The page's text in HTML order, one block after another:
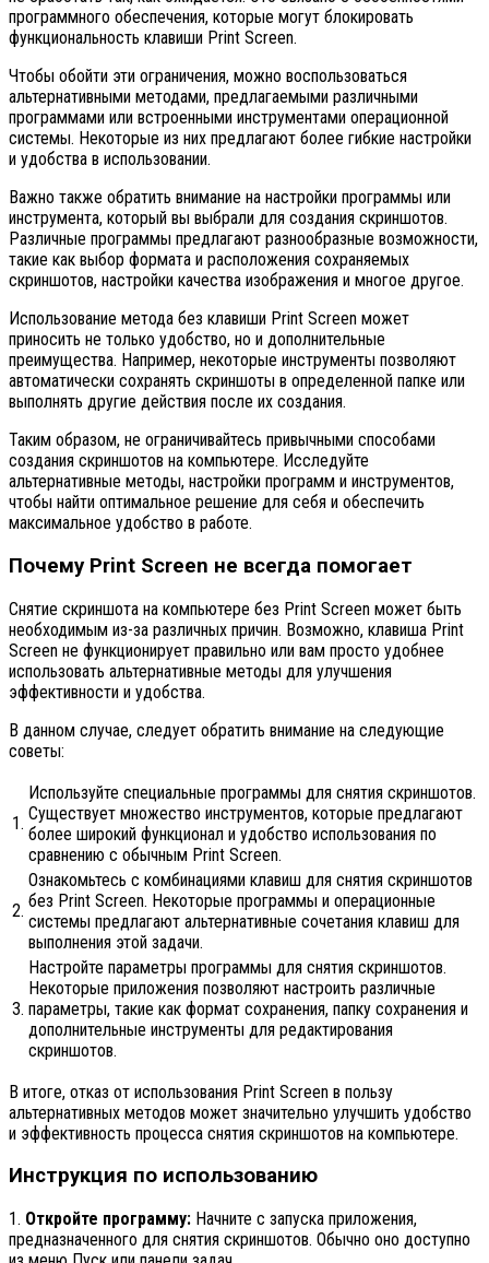
программного обеспечения, которые могут блокировать
функциональность клавиши Print Screen.
Чтобы обойти эти ограничения, можно воспользоваться
альтернативными методами, предлагаемыми различными
программами или встроенными инструментами операционной
системы. Некоторые из них предлагают более гибкие настройки
и удобства в использовании.
Важно также обратить внимание на настройки программы или
инструмента, который вы выбрали для создания скриншотов.
Различные программы предлагают разнообразные возможности,
такие как выбор формата и расположения сохраняемых
скриншотов, настройки качества изображения и многое другое.
Использование метода без клавиши Print Screen может
приносить не только удобство, но и дополнительные
преимущества. Например, некоторые инструменты позволяют
автоматически сохранять скриншоты в определенной папке или
выполнять другие действия после их создания.
Таким образом, не ограничивайтесь привычными способами
создания скриншотов на компьютере. Исследуйте
альтернативные методы, настройки программ и инструментов,
чтобы найти оптимальное решение для себя и обеспечить
максимальное удобство в работе.
Почему Print Screen не всегда помогает
Снятие скриншота на компьютере без Print Screen может быть
необходимым из-за различных причин. Возможно, клавиша Print
Screen не функционирует правильно или вам просто удобнее
использовать альтернативные методы для улучшения
эффективности и удобства.
В данном случае, следует обратить внимание на следующие
советы:
1.
Используйте специальные программы для снятия скриншотов.
Существует множество инструментов, которые предлагают
более широкий функционал и удобство использования по
сравнению с обычным Print Screen.
2.
Ознакомьтесь с комбинациями клавиш для снятия скриншотов
без Print Screen. Некоторые программы и операционные
системы предлагают альтернативные сочетания клавиш для
выполнения этой задачи.
3.
Настройте параметры программы для снятия скриншотов.
Некоторые приложения позволяют настроить различные
параметры, такие как формат сохранения, папку сохранения и
дополнительные инструменты для редактирования
скриншотов.
В итоге, отказ от использования Print Screen в пользу
альтернативных методов может значительно улучшить удобство
и эффективность процесса снятия скриншотов на компьютере.
Инструкция по использованию
1. Откройте программу: Начните с запуска приложения,
предназначенного для снятия скриншотов. Обычно оно доступно